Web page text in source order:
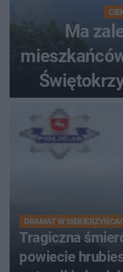
Ma
zabytki,
DRAMAT W
Tragiczna
powiecie